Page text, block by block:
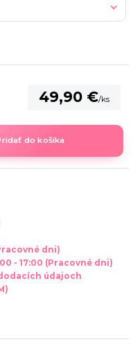
49,90 €/ks
do košíka
dni)
- 17:00 (Pracovné dni)
údajoch